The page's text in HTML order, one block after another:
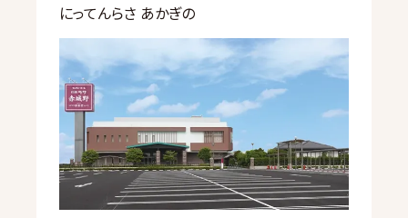
にってんらさ あかぎの